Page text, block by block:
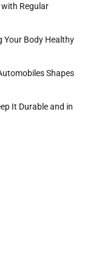
Regular
Your Body Healthy
Shapes
It Durable and in